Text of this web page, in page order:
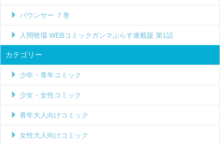
バウンサー ７巻
人間牧場 WEBコミックガンマぷらす連載版 第1話
カテゴリー
少年・青年コミック
少女・女性コミック
青年大人向けコミック
女性大人向けコミック